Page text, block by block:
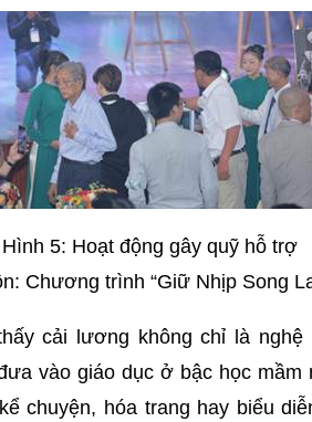
Hình 5: Hoạt động gây quỹ hỗ trợ
Chương trình “Giữ Nhịp Song
cải lương không chỉ là nghệ
vào giáo dục ở bậc học mầm
chuyện, hóa trang hay biểu